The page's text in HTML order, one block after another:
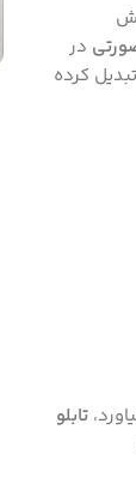
در
کرده
تابلو